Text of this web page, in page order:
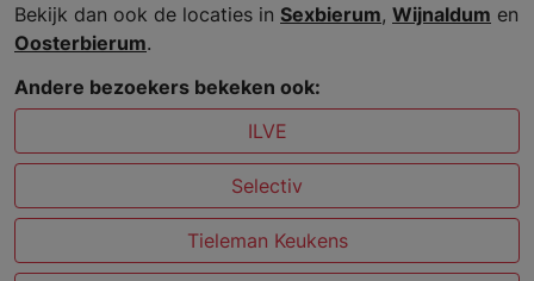
Bekijk dan ook de locaties in Sexbierum, Wijnaldum en
Oosterbierum.
Andere bezoekers bekeken ook:
ILVE
Selectiv
Tieleman Keukens